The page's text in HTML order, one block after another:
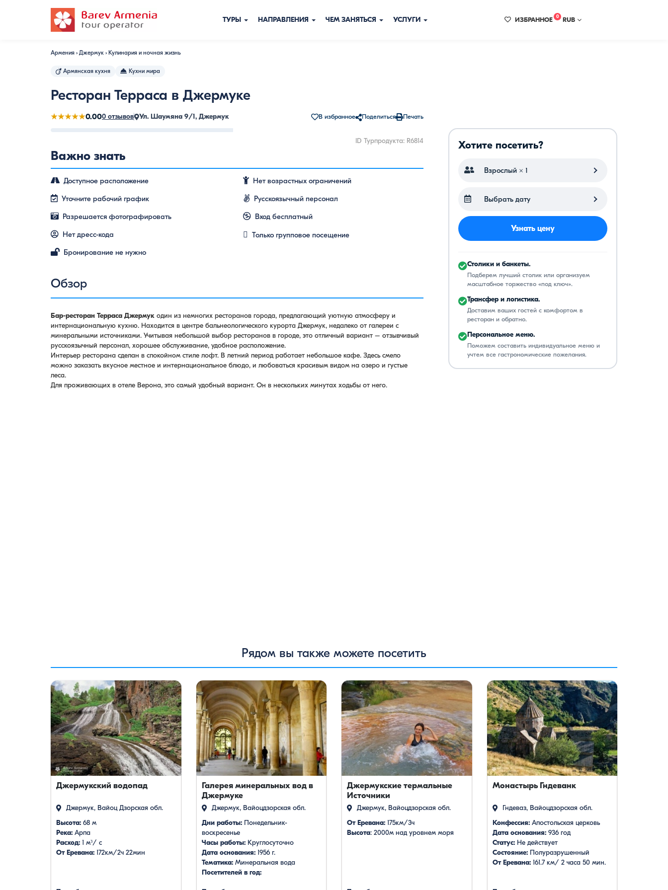
ТУРЫ НАПРАВЛЕНИЯ ЧЕМ ЗАНЯТЬСЯ УСЛУГИ ИЗБРАННОЕ 0 RUB
Армения › Джермук › Кулинария и ночная жизнь
Армянская кухня Кухни мира
Ресторан Терраса в Джермуке
★★★★★0.000 отзывов Ул. Шаумяна 9/1, Джермук В избранное Поделиться Печать
ID Турпродукта: R6814
Важно знать
Доступное расположение
Уточните рабочий график
Разрешается фотографировать
Нет дресс-кода
Бронирование не нужно
Нет возрастных ограничений
Русскоязычный персонал
Вход бесплатный
Только групповое посещение
Обзор
Бар-ресторан Терраса Джермук один из немногих ресторанов города, предлагающий уютную атмосферу и
интернациональную кухню. Находится в центре бальнеологического курорта Джермук, недалеко от галереи с
минеральными источниками. Учитывая небольшой выбор ресторанов в городе, это отличный вариант – отзывчивый
русскоязычный персонал, хорошее обслуживание, удобное расположение.
Интерьер ресторана сделан в спокойном стиле лофт. В летний период работает небольшое кафе. Здесь смело
можно заказать вкусное местное и интернациональное блюдо, и любоваться красивым видом на озеро и густые
леса.
Для проживающих в отеле Верона, это самый удобный вариант. Он в нескольких минутах ходьбы от него.
Хотите посетить?
Взрослый × 1
Выбрать дату
Узнать цену
Столики и банкеты.
Подберем лучший столик или организуем
масштабное торжество «под ключ».
Трансфер и логистика.
Доставим ваших гостей с комфортом в
ресторан и обратно.
Персональное меню.
Поможем составить индивидуальное меню и
учтем все гастрономические пожелания.
Рядом вы также можете посетить
Джермукский водопад
Джермук, Вайоц Дзорская обл.
Высота: 68 м
Река: Арпа
Расход: 1 м³/ с
От Еревана: 172км/2ч 22мин
Галерея минеральных вод в
Джермуке
Джермук, Вайоцдзорская обл.
Дни работы: Понедельник-
воскресенье
Часы работы: Круглосуточно
Дата основания:1956 г.
Тематика: Минеральная вода
Посетителей в год:
Джермукские термальные
Источники
Джермук, Вайоцдзорская обл.
От Еревана: 175км/3ч
Высота: 2000м над уровнем моря
Монастырь Гндеванк
Гндеваз, Вайоцдзорская обл.
Конфессия:Aпостольская церковь
Дата основания:936 год
Статус: Не действует
Состояние: Полуразрушенный
От Еревана: 161.7 км/ 2 часа 50 мин.